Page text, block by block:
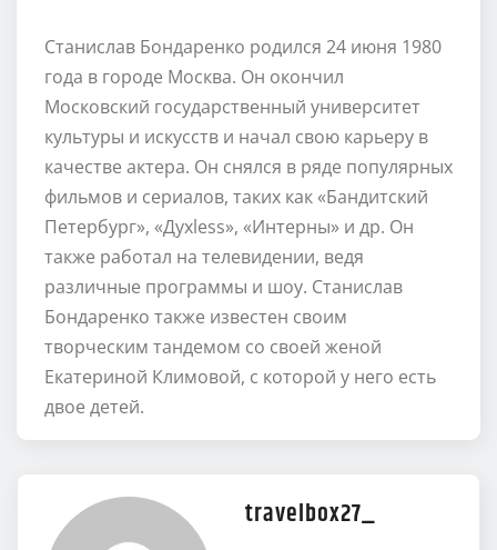
Станислав Бондаренко родился 24 июня 1980
года в городе Москва. Он окончил
Московский государственный университет
культуры и искусств и начал свою карьеру в
качестве актера. Он снялся в ряде популярных
фильмов и сериалов, таких как «Бандитский
Петербург», «Духless», «Интерны» и др. Он
также работал на телевидении, ведя
различные программы и шоу. Станислав
Бондаренко также известен своим
творческим тандемом со своей женой
Екатериной Климовой, с которой у него есть
двое детей.
travelbox27_